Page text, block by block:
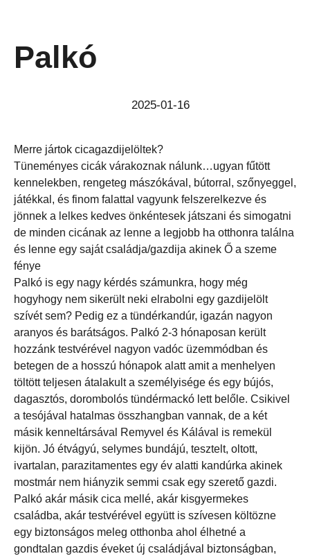
Palkó
2025-01-16
Merre jártok cicagazdijelöltek?
Tüneményes cicák várakoznak nálunk…ugyan fűtött
kennelekben, rengeteg mászókával, bútorral, szőnyeggel,
játékkal, és finom falattal vagyunk felszerelkezve és
jönnek a lelkes kedves önkéntesek játszani és simogatni
de minden cicának az lenne a legjobb ha otthonra találna
és lenne egy saját családja/gazdija akinek Ő a szeme
fénye
Palkó is egy nagy kérdés számunkra, hogy még
hogyhogy nem sikerült neki elrabolni egy gazdijelölt
szívét sem? Pedig ez a tündérkandúr, igazán nagyon
aranyos és barátságos. Palkó 2-3 hónaposan került
hozzánk testvérével nagyon vadóc üzemmódban és
betegen de a hosszú hónapok alatt amit a menhelyen
töltött teljesen átalakult a személyisége és egy bújós,
dagasztós, dorombolós tündérmackó lett belőle. Csikivel
a tesójával hatalmas összhangban vannak, de a két
másik kenneltársával Remyvel és Kálával is remekül
kijön. Jó étvágyú, selymes bundájú, tesztelt, oltott,
ivartalan, parazitamentes egy év alatti kandúrka akinek
mostmár nem hiányzik semmi csak egy szerető gazdi.
Palkó akár másik cica mellé, akár kisgyermekes
családba, akár testvérével együtt is szívesen költözne
egy biztonságos meleg otthonba ahol élhetné a
gondtalan gazdis éveket új családjával biztonságban,